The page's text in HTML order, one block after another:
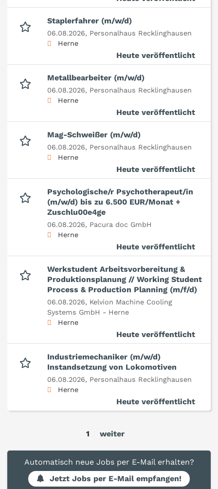
Staplerfahrer (m/w/d)
06.08.2026, Personalhaus Recklinghausen
Herne
Heute veröffentlicht
Metallbearbeiter (m/w/d)
06.08.2026, Personalhaus Recklinghausen
Herne
Heute veröffentlicht
Mag-Schweißer (m/w/d)
06.08.2026, Personalhaus Recklinghausen
Herne
Heute veröffentlicht
Psychologische/r Psychotherapeut/in
(m/w/d) bis zu 6.500 EUR/Monat +
Zuschlu00e4ge
06.08.2026, Pacura doc GmbH
Herne
Heute veröffentlicht
Werkstudent Arbeitsvorbereitung &
Produktionsplanung // Working Student
Process & Production Planning (m/f/d)
06.08.2026, Kelvion Machine Cooling
Systems GmbH - Herne
Herne
Heute veröffentlicht
Industriemechaniker (m/w/d)
Instandsetzung von Lokomotiven
06.08.2026, Personalhaus Recklinghausen
Herne
Heute veröffentlicht
1 weiter
Automatisch neue Jobs per E-Mail erhalten?
Jetzt Jobs per E-Mail empfangen!